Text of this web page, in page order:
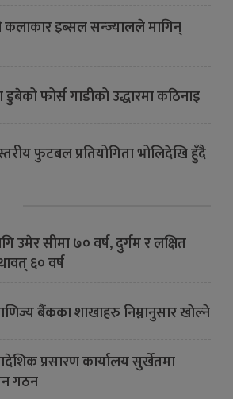
कलाकार इब्सल सन्ज्यालले मागिन्
डुबेको फोर्स गाडीको उद्धारमा कठिनाइ
फुटबल प्रतियोगिता भोलिदेखि हुँदै
उमेर सीमा ७० वर्ष, दुर्गम र लक्षित
६० वर्ष
बैंकका शाखाहरु निम्नानुसार खाेल्ने
प्रसारण कार्यालय सुर्खेतमा
गठन